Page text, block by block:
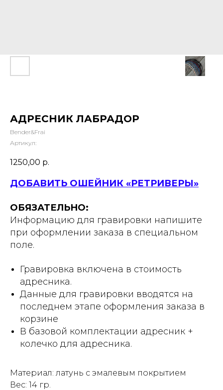
АДРЕСНИК ЛАБРАДОР
Bender&Frai
Артикул:
1250,00 р.
ДОБАВИТЬ ОШЕЙНИК «РЕТРИВЕРЫ»
ОБЯЗАТЕЛЬНО:
Информацию для гравировки напишите
при оформлении заказа в специальном
поле.
Гравировка включена в стоимость
адресника.
Данные для гравировки вводятся на
последнем этапе оформления заказа в
корзине
В базовой комплектации адресник +
колечко для адресника.
Материал: латунь с эмалевым покрытием
Вес: 14 гр.